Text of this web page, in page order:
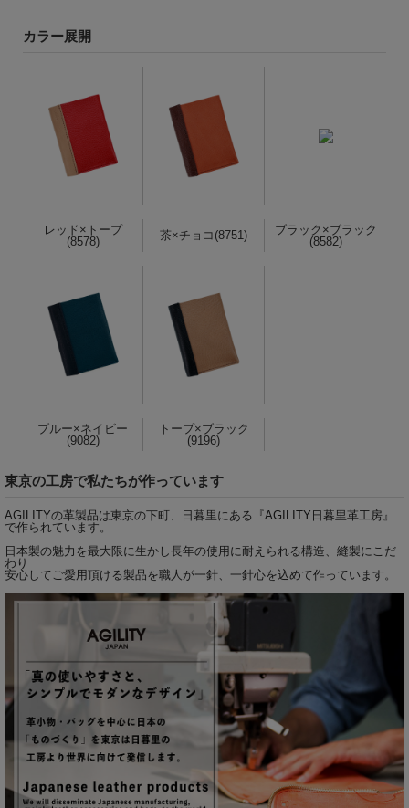
カラー展開
レッド×トープ
(8578)
茶×チョコ(8751)
ブラック×ブラック
(8582)
ブルー×ネイビー
(9082)
トープ×ブラック
(9196)
東京の工房で私たちが作っています
AGILITYの革製品は東京の下町、日暮里にある『AGILITY日暮里革工房』
で作られています。
日本製の魅力を最大限に生かし長年の使用に耐えられる構造、縫製にこだ
わり
安心してご愛用頂ける製品を職人が一針、一針心を込めて作っています。